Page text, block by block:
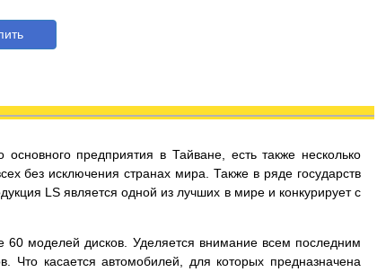
предприятия в Тайване, есть также несколько
без исключения странах мира. Также в ряде государств
LS является одной из лучших в мире и конкурирует с
60 моделей дисков. Уделяется внимание всем последним
касается автомобилей, для которых предназначена